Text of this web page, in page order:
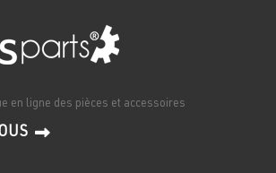
en ligne des pièces et accessoires